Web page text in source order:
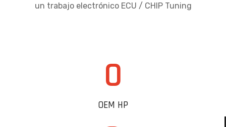
un trabajo electrónico ECU / CHIP Tuning
0
OEM HP